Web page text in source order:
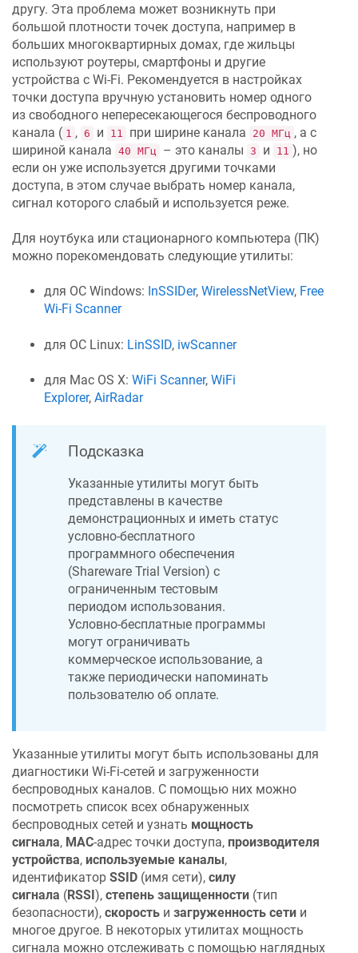
другу. Эта проблема может возникнуть при
большой плотности точек доступа, например в
больших многоквартирных домах, где жильцы
используют роутеры, смартфоны и другие
устройства с Wi-Fi. Рекомендуется в настройках
точки доступа вручную установить номер одного
из свободного непересекающегося беспроводного
канала ( 1 , 6 и 11 при ширине канала 20 МГц , а с
шириной канала 40 МГц – это каналы 3 и 11 ), но
если он уже используется другими точками
доступа, в этом случае выбрать номер канала,
сигнал которого слабый и используется реже.
Для ноутбука или стационарного компьютера (ПК)
можно порекомендовать следующие утилиты:
для ОС Windows: InSSIDer, WirelessNetView, Free
Wi-Fi Scanner
для ОС Linux: LinSSID, iwScanner
для Mac OS X: WiFi Scanner, WiFi
Explorer, AirRadar
Подсказка
Указанные утилиты могут быть
представлены в качестве
демонстрационных и иметь статус
условно-бесплатного
программного обеспечения
(Shareware Trial Version) c
ограниченным тестовым
периодом использования.
Условно-бесплатные программы
могут ограничивать
коммерческое использование, а
также периодически напоминать
пользователю об оплате.
Указанные утилиты могут быть использованы для
диагностики Wi-Fi-сетей и загруженности
беспроводных каналов. С помощью них можно
посмотреть список всех обнаруженных
беспроводных сетей и узнать мощность
сигнала, MAC-адрес точки доступа, производителя
устройства, используемые каналы,
идентификатор SSID (имя сети), силу
сигнала (RSSI), степень защищенности (тип
безопасности), скорость и загруженность сети и
многое другое. В некоторых утилитах мощность
сигнала можно отслеживать с помощью наглядных